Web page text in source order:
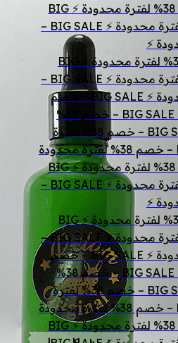
⚡ BIG SALE – خصم 38% لفترة محدودة ⚡ BIG
SALE – خصم 38% لفترة محدودة ⚡ BIG SALE –
BIG SALE – خصم 38% لفترة محدودة ⚡ BIG
SALE – خصم 38% لفترة محدودة ⚡ BIG SALE –
خصم 38% لفترة محدودة ⚡ BIG SALE – خصم
38% لفترة محدودة ⚡ BIG SALE – خصم 38%
لفترة محدودة ⚡ BIG SALE – خصم 38% لفترة
محدودة ⚡ BIG SALE – خصم 38% لفترة محدودة
⚡ BIG SALE – خصم 38% لفترة محدودة ⚡ BIG
SALE – خصم 38% لفترة محدودة ⚡ BIG SALE –
BIG SALE – خصم 38% لفترة محدودة ⚡ BIG
SALE – خصم 38% لفترة محدودة ⚡ BIG SALE –
خصم 38% لفترة محدودة ⚡ BIG SALE – خصم
38% لفترة محدودة ⚡ BIG SALE – خصم 38%
لفترة محدودة ⚡ BIG SALE – خصم 38% لفترة
محدودة ⚡ BIG SALE – خصم 38% لفترة محدودة
⚡ BIG SALE – خصم 38% لفترة محدودة ⚡ BIG